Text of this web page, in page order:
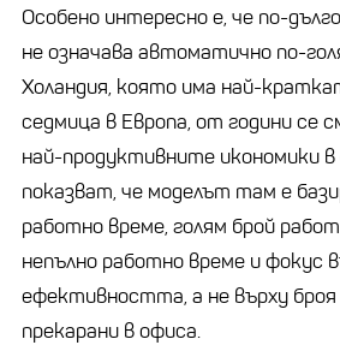
Особено интересно е, че по-
не означава автоматично по-
Холандия, която има най-
седмица в Европа, от години се
най-продуктивните икономики
показват, че моделът там е
работно време, голям брой
непълно работно време и фокус
ефективността, а не върху броя
прекарани в офиса.